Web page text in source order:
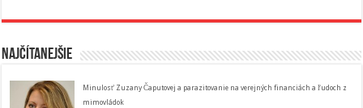
Najčítanejšie
Minulosť Zuzany Čaputovej a parazitovanie na verejných financiách a ľudoch z
mimovládok